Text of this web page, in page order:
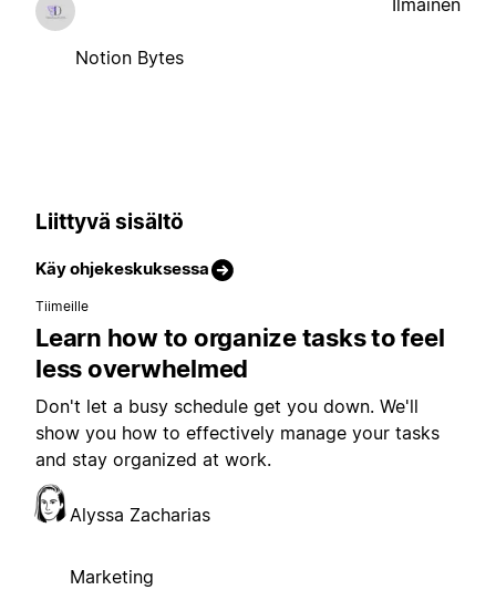
Notion Bytes
Liittyvä sisältö
Käy ohjekeskuksessa
Tiimeille
Learn how to organize tasks to feel
less overwhelmed
Don't let a busy schedule get you down. We'll
show you how to effectively manage your tasks
and stay organized at work.
Alyssa Zacharias
Marketing